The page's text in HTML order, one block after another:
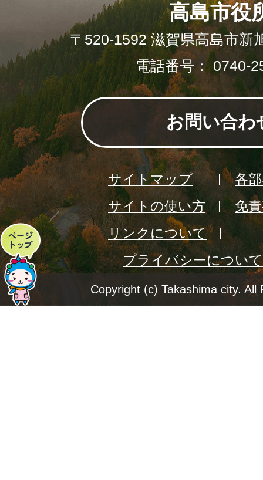
ペ
ー
ジ
高島市役
〒520-1592 滋賀県高島市新
電話番号： 0740-
お問い合わ
サイトマップ
各
サイトの使い方
免
リンクについて
プライバシーについて
Copyright (c) Takashima city. All